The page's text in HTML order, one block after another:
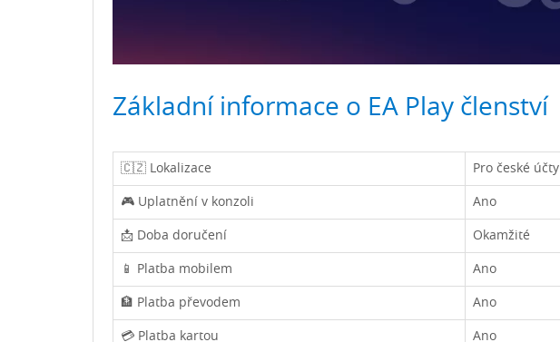
Základní informace o EA Play členství
🇨🇿 Lokalizace Pro české účty
🎮 Uplatnění v konzoli Ano
📩 Doba doručení Okamžité
📱 Platba mobilem Ano
🏦 Platba převodem Ano
💳 Platba kartou Ano